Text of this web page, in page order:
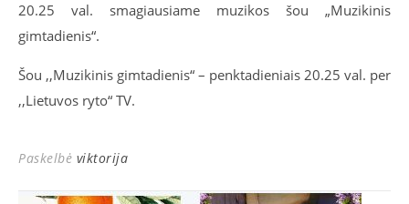
20.25 val. smagiausiame muzikos šou „Muzikinis
gimtadienis“.
Šou ,,Muzikinis gimtadienis“ – penktadieniais 20.25 val. per
,,Lietuvos ryto“ TV.
Paskelbė viktorija